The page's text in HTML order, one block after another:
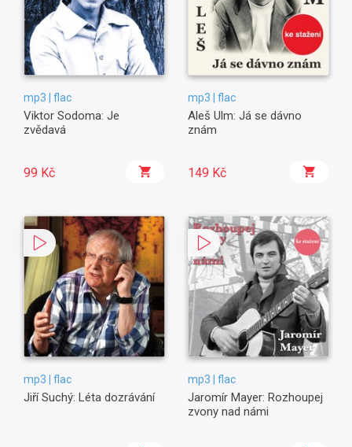
mp3 | flac
Viktor Sodoma: Je
zvědavá
99 Kč
mp3 | flac
Aleš Ulm: Já se dávno
znám
149 Kč
mp3 | flac
Jiří Suchý: Léta dozrávání
mp3 | flac
Jaromír Mayer: Rozhoupej
zvony nad námi